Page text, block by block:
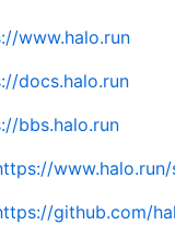
www.halo.run
docs.halo.run
bbs.halo.run
github.com/